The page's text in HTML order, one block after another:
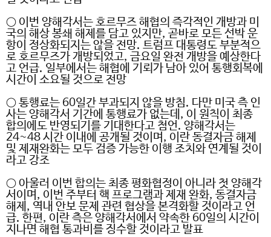
○ 이번 양해각서는 호르무즈 해협의 즉각적인 개방과 미
국의 해상 봉쇄 해제를 담고 있지만, 곧바로 모든 선박 운
항이 정상화되지는 않을 전망. 트럼프 대통령도 부분적으
로 호르무즈가 개방되었고, 금요일 완전 개방을 예상한다
고 언급. 일부에서는 해협에 기뢰가 남아 있어 통행회복에
시간이 소요될 것으로 전망
○통행료는 60일간 부과되지 않을 방침. 다만 미국 측 인
사는 양해각서 기간에 통행료가 없는데 , 이 원칙이 최종
합의에도 반영되기를 기대한다고 첨언. 양해각서는
24~48시간 이내에 공개될 것이며, 이란 동결자금 해제
및 제재완화는 모두 검증 가능한 이행 조치와 연계될 것이
라고 강조
○아울러 이번 합의는 최종 평화협정이 아니라 첫 양해각
서이며, 이번 주부터 핵 프로그램과 제재 완화, 동결자금
해제 , 역내 안보 문제 관련 협상을 본격화할 것이라고 언
급. 한편, 이란 측은 양해각서에서 약속한 60일의 시간이
지나면 해협 통과비를 징수할 것이라고 발표